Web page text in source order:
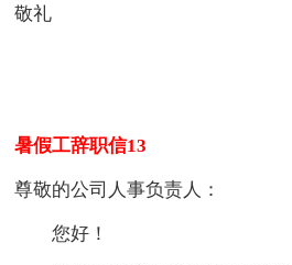
敬礼
暑假工辞职信13
尊敬的公司人事负责人：
您好！